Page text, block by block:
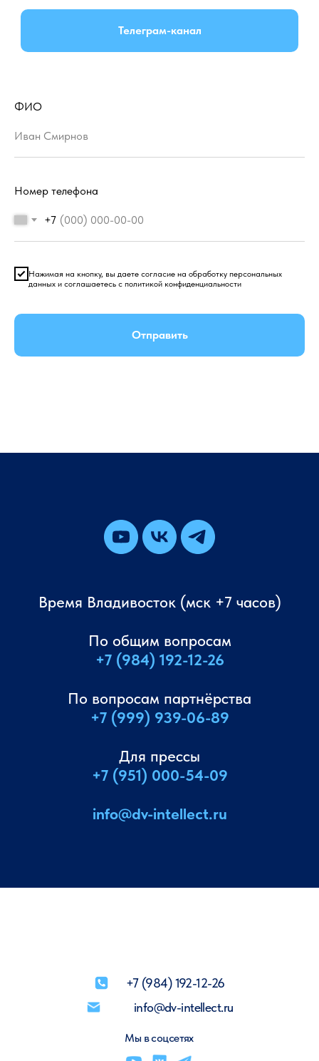
Телеграм-канал
ФИО
Номер телефона
+7
Нажимая на кнопку, вы даете согласие на обработку персональных
данных и соглашаетесь c политикой конфиденциальности
Отправить
Время Владивосток (мск +7 часов)
По общим вопросам
+7 (984) 192-12-26
По вопросам партнёрства
+7 (999) 939-06-89
Для прессы
+7 (951) 000-54-09
info@dv-intellect.ru
Copyright © 2024
Мы в соцсетях
Положение о Кубке
info@dv-intellect.ru
Задать вопрос Chess Results